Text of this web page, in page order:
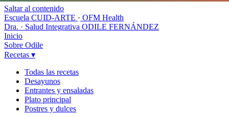
Saltar al contenido
Escuela CUID-ARTE · OFM Health
Dra. · Salud Integrativa ODILE FERNÁNDEZ
Inicio
Sobre Odile
Recetas ▾
Todas las recetas
Desayunos
Entrantes y ensaladas
Plato principal
Postres y dulces